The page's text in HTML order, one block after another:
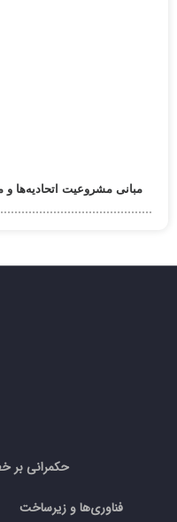
مبانی مشروعیت اتحادیه‌ها
حکمرانی بر
فناوری‌ها و زیرساخت